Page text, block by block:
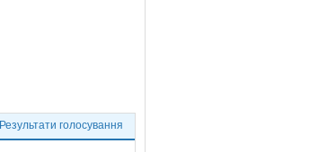
Результати голосування